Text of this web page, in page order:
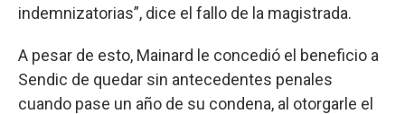
indemnizatorias”, dice el fallo de la magistrada.
A pesar de esto, Mainard le concedió el beneficio a
Sendic de quedar sin antecedentes penales
cuando pase un año de su condena, al otorgarle el